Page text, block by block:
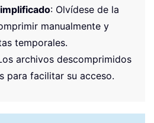
: Olvídese de la
manualmente y
temporales.
archivos descomprimidos
para facilitar su acceso.